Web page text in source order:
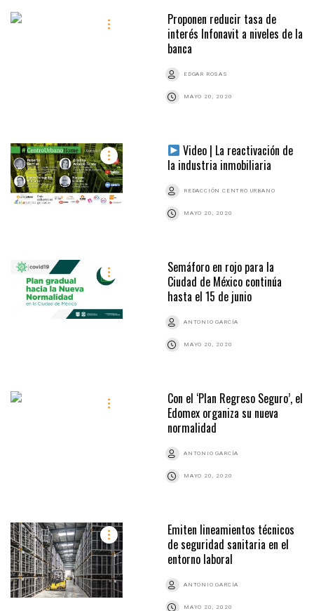
Proponen reducir tasa de
interés Infonavit a niveles de la
banca
EDGAR ROSAS
MAYO 20, 2020
Video | La reactivación de
la industria inmobiliaria
REDACCIÓN CENTRO URBANO
MAYO 20, 2020
Semáforo en rojo para la
Ciudad de México continúa
hasta el 15 de junio
ANTONIO GARCÍA
MAYO 20, 2020
Con el ‘Plan Regreso Seguro’, el
Edomex organiza su nueva
normalidad
ANTONIO GARCÍA
MAYO 20, 2020
Emiten lineamientos técnicos
de seguridad sanitaria en el
entorno laboral
ANTONIO GARCÍA
MAYO 20, 2020